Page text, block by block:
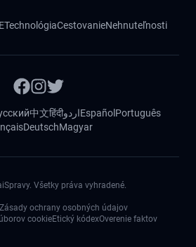
TechnológiaCestovanieNehnuteľnosti
中文हिंदीاردوEspañol Português
DeutschMagyar
Všetky práva vyhradené.
ochrany osobných údajov
cookieEtický kódexOverenie faktov